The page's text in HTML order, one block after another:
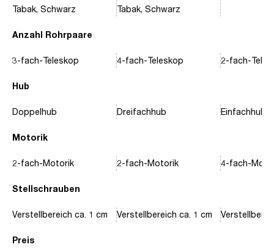
Anzahl Rohrpaare
Hub
Motorik
Stellschrauben
Preis
Tabak, Schwarz
3-fach-Teleskop
Doppelhub
2-fach-Motorik
Verstellbereich ca. 1 cm
Tabak, Schwarz
4-fach-Teleskop
Dreifachhub
2-fach-Motorik
Verstellbereich ca. 1 cm
2-fach-
Einfachhub
4-fach-